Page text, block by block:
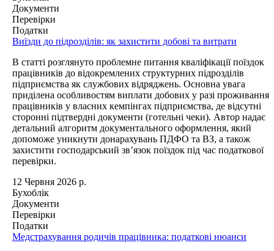
Документи
Перевірки
Податки
Виїзди до підрозділів: як захистити добові та витрати
В статті розглянуто проблемне питання кваліфікації поїздок
працівників до відокремлених структурних підрозділів
підприємства як службових відряджень. Основна увага
приділена особливостям виплати добових у разі проживання
працівників у власних кемпінгах підприємства, де відсутні
сторонні підтвердні документи (готельні чеки). Автор надає
детальний алгоритм документального оформлення, який
допоможе уникнути донарахувань ПДФО та ВЗ, а також
захистити господарський зв’язок поїздок під час податкової
перевірки.
12 Червня 2026 р.
Бухоблік
Документи
Перевірки
Податки
Медстрахування родичів працівника: податкові нюанси